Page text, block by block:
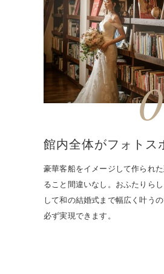
館内全体がフォトス
豪華客船をイメージして作られ
ること間違いなし。おふたりら
して和の結婚式まで幅広く叶う
必ず実現できます。